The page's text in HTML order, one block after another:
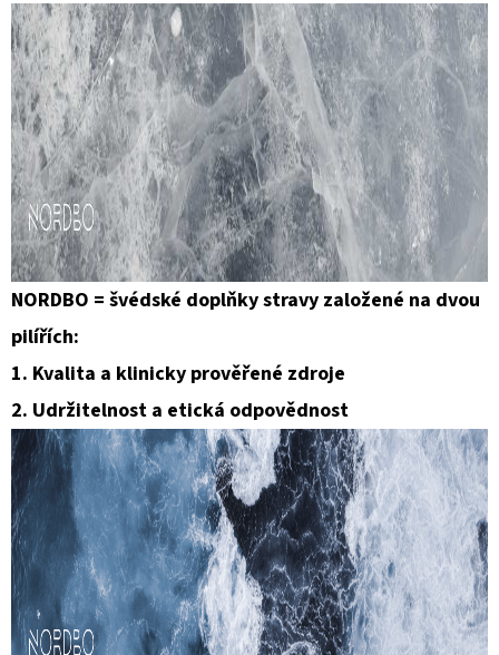
NORDBO = švédské doplňky stravy založené na dvou
pilířích:
1. Kvalita a klinicky prověřené zdroje
2. Udržitelnost a etická odpovědnost